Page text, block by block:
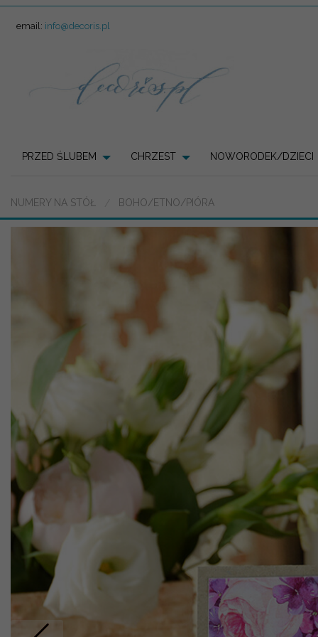
email: info@decoris.pl
PRZED ŚLUBEM CHRZEST NOWORODEK/DZIECI
NUMERY NA STÓŁ BOHO/ETNO/PIÓRA